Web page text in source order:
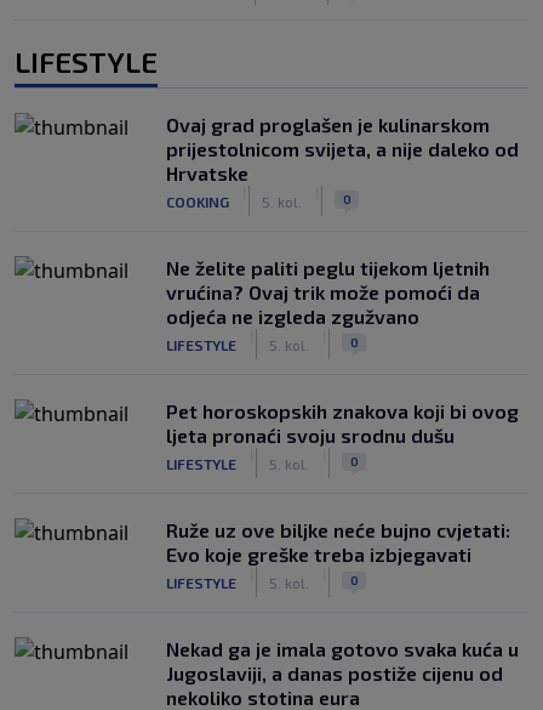
LIFESTYLE
Ovaj grad proglašen je kulinarskom
prijestolnicom svijeta, a nije daleko od
Hrvatske
COOKING 5. kol. 0
Ne želite paliti peglu tijekom ljetnih
vrućina? Ovaj trik može pomoći da
odjeća ne izgleda zgužvano
LIFESTYLE 5. kol. 0
Pet horoskopskih znakova koji bi ovog
ljeta pronaći svoju srodnu dušu
LIFESTYLE 5. kol. 0
Ruže uz ove biljke neće bujno cvjetati:
Evo koje greške treba izbjegavati
LIFESTYLE 5. kol. 0
Nekad ga je imala gotovo svaka kuća u
Jugoslaviji, a danas postiže cijenu od
nekoliko stotina eura